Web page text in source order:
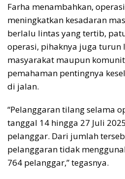
Farha menambahkan,
meningkatkan kesadaran
berlalu lintas yang tertib,
operasi, pihaknya juga turun
masyarakat maupun
pemahaman pentingnya
di jalan.
“Pelanggaran tilang selama
tanggal 14 hingga 27 Juli
pelanggar. Dari jumlah
pelanggaran tidak
764 pelanggar,” tegasnya.